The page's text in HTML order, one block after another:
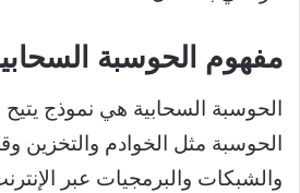
مفهوم الحوسبة
الحوسبة السحابية هي نموذج
الحوسبة مثل الخوادم والتخزين
والشبكات والبرمجيات عبر